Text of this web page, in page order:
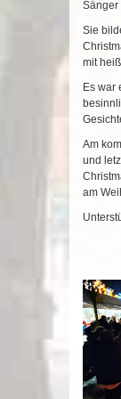
Sänger
Sie
mit
Es war
Am
und
am